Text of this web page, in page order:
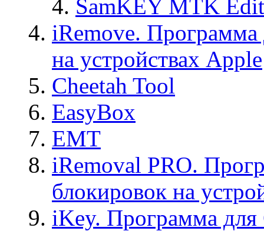
SamKEY MTK
iRemove. Программа
на устройствах Apple
Cheetah Tool
EasyBox
EMT
iRemoval PRO.
блокировок на
iKey. Программа для